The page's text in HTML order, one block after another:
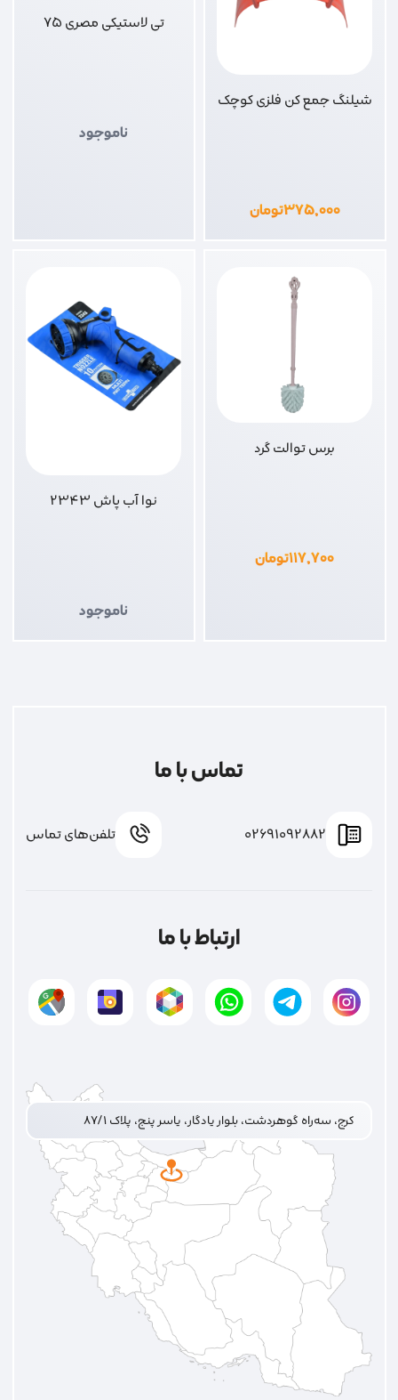
شیلنگ جمع کن فلزی کوچک
۳۷۵,۰۰۰تومان
تی لاستیکی مصری 75
ناموجود
برس توالت گرد
۱۱۷,۷۰۰تومان
نوا آب پاش 2343
ناموجود
تماس با ما
02691092882 تلفن‌های تماس
ارتباط با ما
کرج، سه‌راه گوهردشت، بلوار یادگار، یاسر پنج، پلاک ۸۷/۱